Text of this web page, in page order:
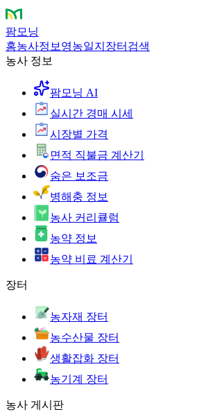
팜모닝
홈농사정보 영농일지 장터 검색
농사 정보
팜모닝 AI
실시간 경매 시세
시장별 가격
면적 직불금 계산기
숨은 보조금
병해충 정보
농사 커리큘럼
농약 정보
농약 비료 계산기
장터
농자재 장터
농수산물 장터
생활잡화 장터
농기계 장터
농사 게시판